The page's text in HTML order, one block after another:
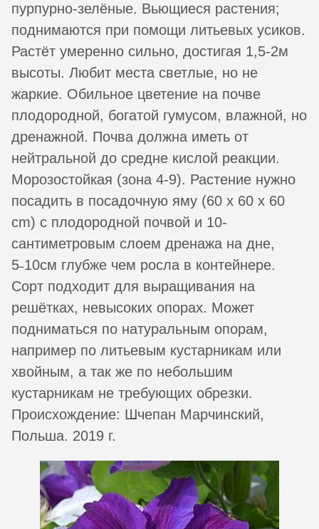
пурпурно-зелёные. Вьющиеся растения;
поднимаются при помощи литьевых усиков.
Растёт умеренно сильно, достигая 1,5-2м
высоты. Любит места светлые, но не
жаркие. Обильное цветение на почве
плодородной, богатой гумусом, влажной, но
дренажной. Почва должна иметь от
нейтральной до средне кислой реакции.
Морозостойкая (зона 4-9). Растение нужно
посадить в посадочную яму (60 x 60 x 60
cm) с плодородной почвой и 10-
сантиметровым слоем дренажа на дне,
5˗10см глубже чем росла в контейнере.
Сорт подходит для выращивания на
решётках, невысоких опорах. Может
подниматься по натуральным опорам,
например по литьевым кустарникам или
хвойным, а так же по небольшим
кустарникам не требующих обрезки.
Происхождение: Шчепан Марчинский,
Польша. 2019 г.